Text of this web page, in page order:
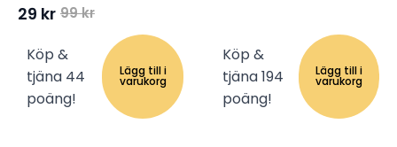
99kr
Det
ursprungliga
priset
var:
99 kr.
29 kr
Det
priset
är:
29 kr.
Köp &
tjäna 44
poäng!
Lägg till i
varukorg
Köp &
tjäna 194
poäng!
Lägg till i
varukorg